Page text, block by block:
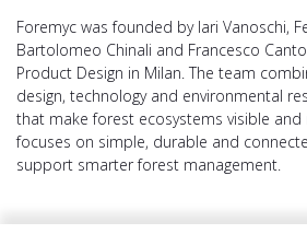
Foremyc was founded by Iari Vanoschi,
Bartolomeo Chinali and Francesco
Product Design in Milan. The team
design, technology and environmental
that make forest ecosystems visible and
focuses on simple, durable and
support smarter forest management.